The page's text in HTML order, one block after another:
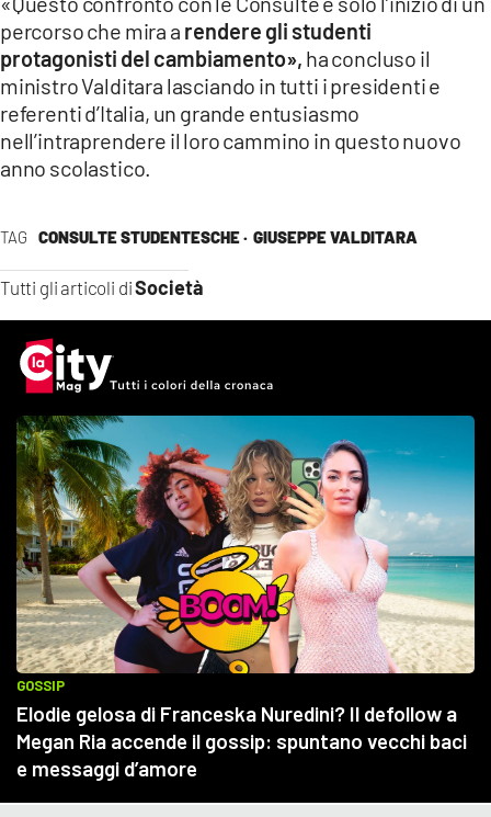
TAG CONSULTE STUDENTESCHE · GIUSEPPE VALDITARA
Tutti gli articoli diSocietà
percorso che mira a rendere gli studenti
protagonisti del cambiamento», ha concluso il
ministro Valditara lasciando in tutti i presidenti e
referenti d’Italia, un grande entusiasmo
nell’intraprendere il loro cammino in questo nuovo
anno scolastico.